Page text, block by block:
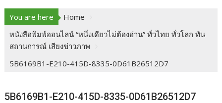
You are here
Home
หนังสือพิมพ์ออนไลน์ “หนึ่งเดียวไม่ต้องอ่าน” ทั่วไทย ทั่วโลก ทัน
สถานการณ์ เสียงข่าวภาพ
5B6169B1-E210-415D-8335-0D61B26512D7
5B6169B1-E210-415D-8335-0D61B26512D7